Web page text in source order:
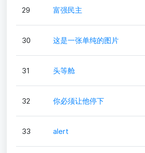
29 富强民主
30 这是一张单纯的图片
31 头等舱
32 你必须让他停下
33 alert